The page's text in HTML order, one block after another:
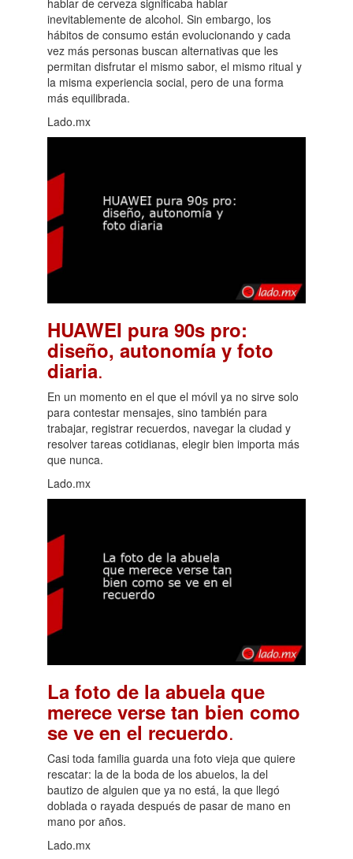
inevitablemente de alcohol. Sin embargo, los
hábitos de consumo están evolucionando y cada
vez más personas buscan alternativas que les
permitan disfrutar el mismo sabor, el mismo ritual y
la misma experiencia social, pero de una forma
más equilibrada.
Lado.mx
HUAWEI pura 90s pro:
diseño, autonomía y foto
diaria.
En un momento en el que el móvil ya no sirve solo
para contestar mensajes, sino también para
trabajar, registrar recuerdos, navegar la ciudad y
resolver tareas cotidianas, elegir bien importa más
que nunca.
Lado.mx
La foto de la abuela que
merece verse tan bien como
se ve en el recuerdo.
Casi toda familia guarda una foto vieja que quiere
rescatar: la de la boda de los abuelos, la del
bautizo de alguien que ya no está, la que llegó
doblada o rayada después de pasar de mano en
mano por años.
Lado.mx